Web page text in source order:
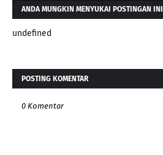
ANDA MUNGKIN MENYUKAI POSTINGAN INI
undefined
POSTING KOMENTAR
0 Komentar